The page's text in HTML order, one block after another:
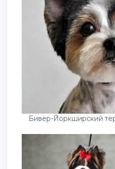
Бивер-Йоркширский